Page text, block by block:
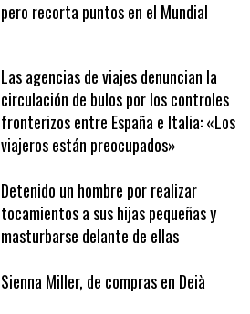
pero recorta puntos en el Mundial
Las agencias de viajes denuncian la
circulación de bulos por los controles
fronterizos entre España e Italia: «Los
viajeros están preocupados»
Detenido un hombre por realizar
tocamientos a sus hijas pequeñas y
masturbarse delante de ellas
Sienna Miller, de compras en Deià